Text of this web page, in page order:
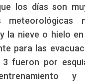
los días son
meteorológicas
la nieve o hielo
para las
3 fueron por
y